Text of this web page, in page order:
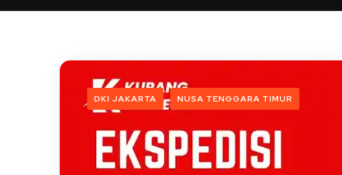
DKI JAKARTA NUSA TENGGARA TIMUR